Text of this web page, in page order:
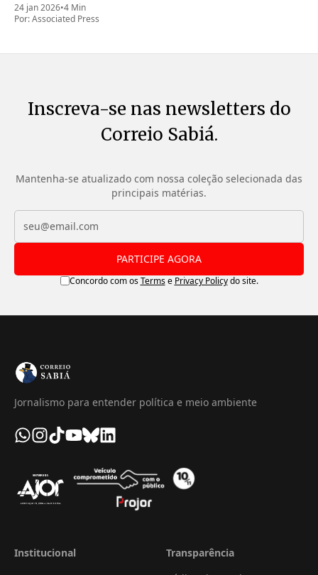
24 jan 2026•4 Min
Por:Associated Press
Inscreva-se nas newsletters do
Correio Sabiá.
Mantenha-se atualizado com nossa coleção selecionada das
principais matérias.
PARTICIPE AGORA
Concordo com osTermse Privacy Policydo site.
Jornalismo para entender política e meio ambiente
Institucional
Transparência